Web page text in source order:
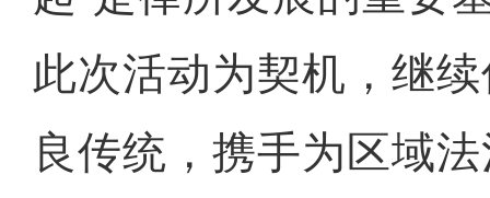
此次活动为契机，继
良传统，携手为区域